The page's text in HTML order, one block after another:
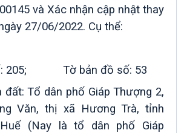
và Xác nhận cập nhật thay
27/06/2022. Cụ thể:
205; Tờ bản đồ số: 53
Tổ dân phố Giáp Thượng 2,
Văn, thị xã Hương Trà, tỉnh
(Nay là tổ dân phố Giáp